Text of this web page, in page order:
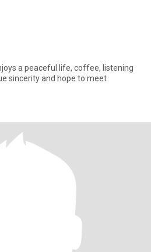
a peaceful life, coffee, listening
sincerity and hope to meet